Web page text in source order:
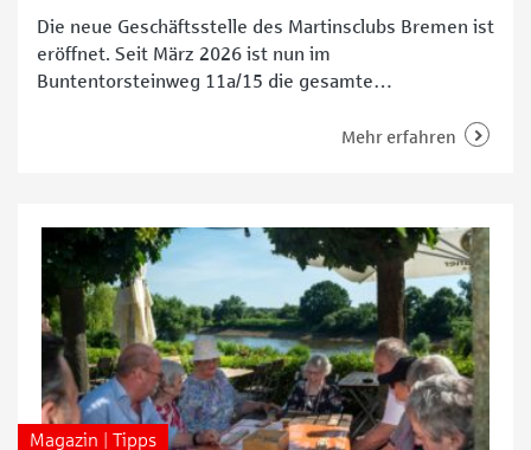
Die neue Geschäftsstelle des Martinsclubs Bremen ist
eröffnet. Seit März 2026 ist nun im
Buntentorsteinweg 11a/15 die gesamte
stehen dort den Mitarbeitenden sowie dem Vorstand
aus rotem Backstein, der sich in die Häuserzeile
Mehr erfahren
Magazin | Tipps